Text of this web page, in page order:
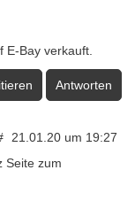
E-Bay verkauft.
Antworten
21.01.20 um 19:27
Seite zum